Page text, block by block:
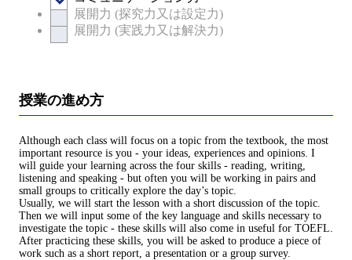
展開力 (探究力又は設定力)
展開力 (実践力又は解決力)
授業の進め方
Although each class will focus on a topic from the textbook, the most
important resource is you - your ideas, experiences and opinions. I
will guide your learning across the four skills - reading, writing,
listening and speaking - but often you will be working in pairs and
small groups to critically explore the day’s topic.
Usually, we will start the lesson with a short discussion of the topic.
Then we will input some of the key language and skills necessary to
investigate the topic - these skills will also come in useful for TOEFL.
After practicing these skills, you will be asked to produce a piece of
work such as a short report, a presentation or a group survey.